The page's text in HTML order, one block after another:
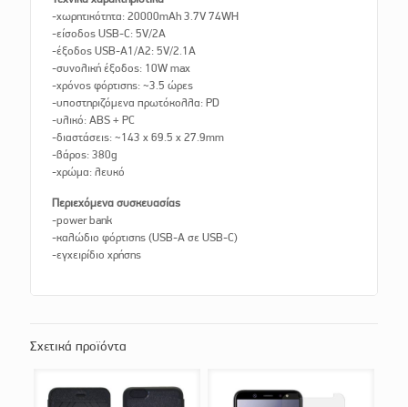
-χωρητικότητα: 20000mAh 3.7V 74WH
-είσοδος USB-C: 5V/2A
-έξοδος USB-A1/A2: 5V/2.1A
-συνολική έξοδος: 10W max
-χρόνος φόρτισης: ~3.5 ώρες
-υποστηριζόμενα πρωτόκολλα: PD
-υλικό: ABS + PC
-διαστάσεις: ~143 x 69.5 x 27.9mm
-βάρος: 380g
-χρώμα: λευκό
Περιεχόμενα συσκευασίας
-power bank
-καλώδιο φόρτισης (USB-Α σε USB-C)
-εγχειρίδιο χρήσης
Σχετικά προϊόντα